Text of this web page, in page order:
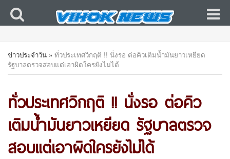
ข่าวประจำวัน » ทั่วประเทศวิกฤติ !! นั่งรอ ต่อคิวเติมน้ำมันยาวเหยียด
รัฐบาลตรวจสอบแต่เอาผิดใครยังไม่ได้
ทั่วประเทศวิกฤติ !! นั่งรอ ต่อคิว
เติมน้ำมันยาวเหยียด รัฐบาลตรวจ
สอบแต่เอาผิดใครยังไม่ได้